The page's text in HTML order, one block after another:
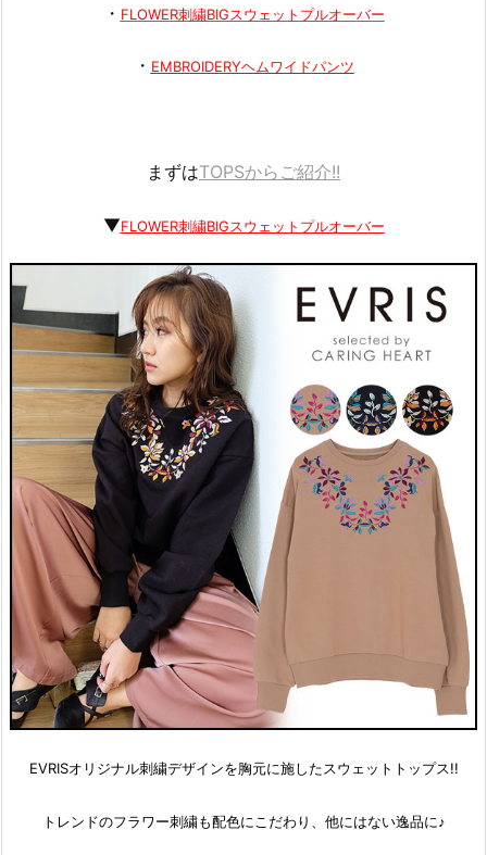
・ FLOWER刺繍BIGスウェットプルオーバー
・ EMBROIDERYヘムワイドパンツ
まずはTOPSからご紹介!!
▼FLOWER刺繍BIGスウェットプルオーバー
EVRISオリジナル刺繍デザインを胸元に施したスウェットトップス!!
トレンドのフラワー刺繍も配色にこだわり、他にはない逸品に♪